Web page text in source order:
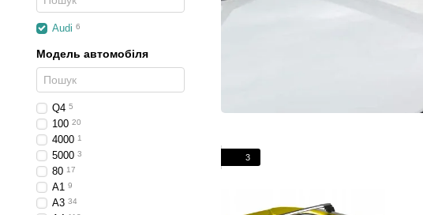
3
Audi 6
Модель автомобіля
Q4 5
100 20
4000 1
5000 3
80 17
A1 9
A3 34